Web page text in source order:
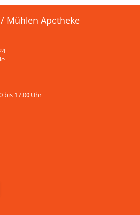
Mühlen Apotheke
bis 17.00 Uhr